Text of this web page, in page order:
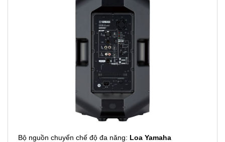
Bộ nguồn chuyển chế độ đa năng: Loa Yamaha